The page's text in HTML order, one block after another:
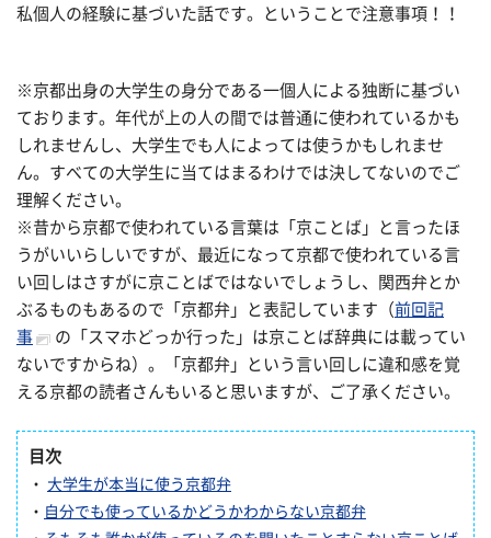
私個人の経験に基づいた話です。ということで注意事項！！
※京都出身の大学生の身分である一個人による独断に基づい
ております。年代が上の人の間では普通に使われているかも
しれませんし、大学生でも人によっては使うかもしれませ
ん。すべての大学生に当てはまるわけでは決してないのでご
理解ください。
※昔から京都で使われている言葉は「京ことば」と言ったほ
うがいいらしいですが、最近になって京都で使われている言
い回しはさすがに京ことばではないでしょうし、関西弁とか
ぶるものもあるので「京都弁」と表記しています（前回記
事
の「スマホどっか行った」は京ことば辞典には載ってい
ないですからね）。「京都弁」という言い回しに違和感を覚
える京都の読者さんもいると思いますが、ご了承ください。
目次
・ 大学生が本当に使う京都弁
・ 自分でも使っているかどうかわからない京都弁